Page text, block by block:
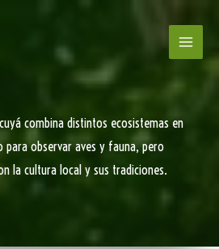
combina distintos ecosistemas en
para observar aves y fauna, pero
la cultura local y sus tradiciones.